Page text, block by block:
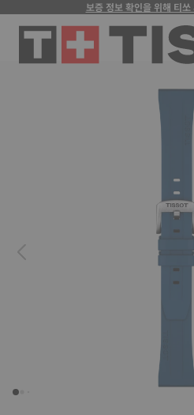
보증 정보 확인을 위해 티